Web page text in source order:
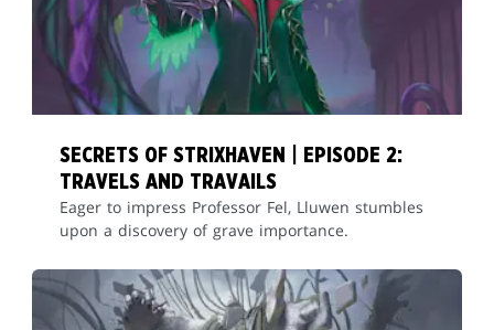
SECRETS OF STRIXHAVEN | EPISODE 2:
TRAVELS AND TRAVAILS
Eager to impress Professor Fel, Lluwen stumbles
upon a discovery of grave importance.